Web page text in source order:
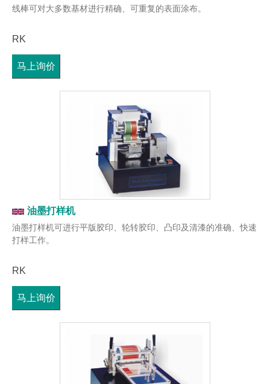
线棒可对大多数基材进行精确、可重复的表面涂布。
RK
马上询价
油墨打样机
油墨打样机可进行平版胶印、轮转胶印、凸印及清漆的准确、快速
打样工作。
RK
马上询价